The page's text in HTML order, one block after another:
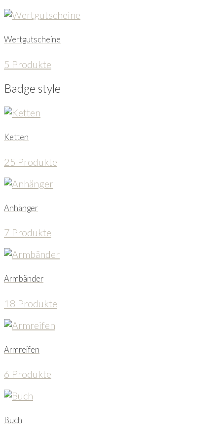
Wertgutscheine
5 Produkte
Badge style
Ketten
25 Produkte
Anhänger
7 Produkte
Armbänder
18 Produkte
Armreifen
6 Produkte
Buch